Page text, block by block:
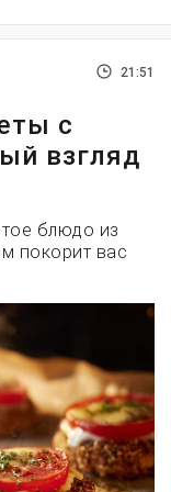
21:51
с
взгляд
блюдо из
покорит вас